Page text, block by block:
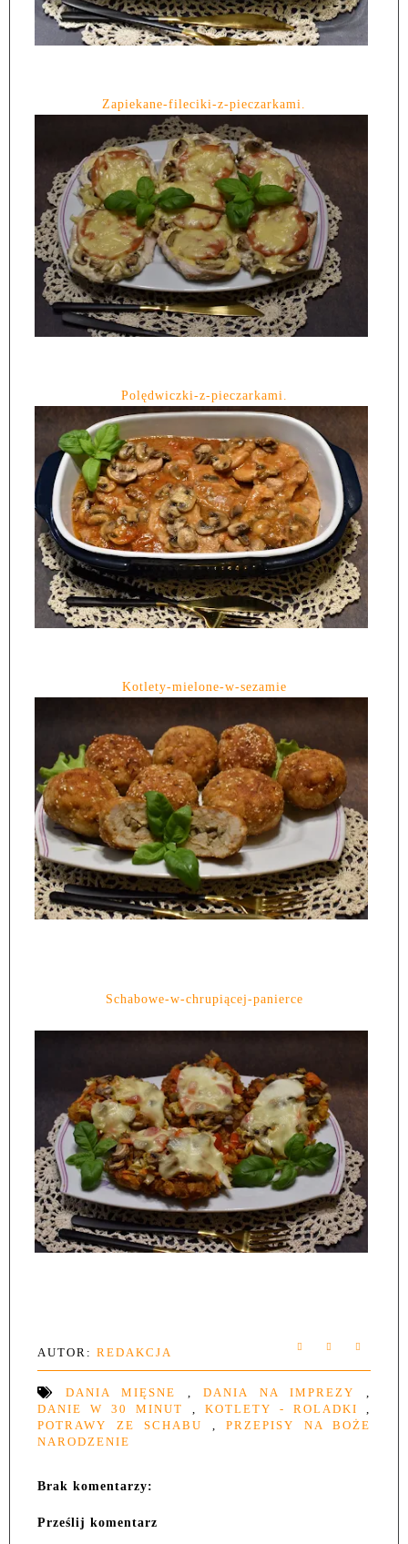
Zapiekane-fileciki-z-pieczarkami.
Polędwiczki-z-pieczarkami.
Kotlety-mielone-w-sezamie
Schabowe-w-chrupiącej-panierce
AUTOR: REDAKCJA
DANIA MIĘSNE ,DANIA NA IMPREZY
DANIE W 30 MINUT
KOTLETY - ROLADKI
POTRAWY ZE SCHABU
PRZEPISY NA BOŻE
NARODZENIE
Brak komentarzy:
Prześlij komentarz